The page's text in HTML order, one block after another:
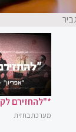
*"להחזירם
מערכת בחזית